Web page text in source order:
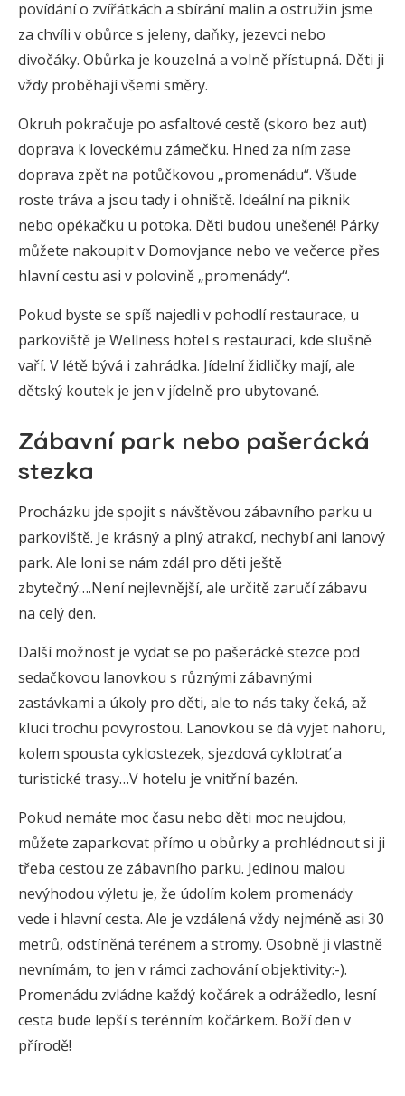
povídání o zvířátkách a sbírání malin a ostružin jsme
za chvíli v obůrce s jeleny, daňky, jezevci nebo
divočáky. Obůrka je kouzelná a volně přístupná. Děti ji
vždy proběhají všemi směry.
Okruh pokračuje po asfaltové cestě (skoro bez aut)
doprava k loveckému zámečku. Hned za ním zase
doprava zpět na potůčkovou „promenádu“. Všude
roste tráva a jsou tady i ohniště. Ideální na piknik
nebo opékačku u potoka. Děti budou unešené! Párky
můžete nakoupit v Domovjance nebo ve večerce přes
hlavní cestu asi v polovině „promenády“.
Pokud byste se spíš najedli v pohodlí restaurace, u
parkoviště je Wellness hotel s restaurací, kde slušně
vaří. V létě bývá i zahrádka. Jídelní židličky mají, ale
dětský koutek je jen v jídelně pro ubytované.
Zábavní park nebo pašerácká
stezka
Procházku jde spojit s návštěvou zábavního parku u
parkoviště. Je krásný a plný atrakcí, nechybí ani lanový
park. Ale loni se nám zdál pro děti ještě
zbytečný….Není nejlevnější, ale určitě zaručí zábavu
na celý den.
Další možnost je vydat se po pašerácké stezce pod
sedačkovou lanovkou s různými zábavnými
zastávkami a úkoly pro děti, ale to nás taky čeká, až
kluci trochu povyrostou. Lanovkou se dá vyjet nahoru,
kolem spousta cyklostezek, sjezdová cyklotrať a
turistické trasy…V hotelu je vnitřní bazén.
Pokud nemáte moc času nebo děti moc neujdou,
můžete zaparkovat přímo u obůrky a prohlédnout si ji
třeba cestou ze zábavního parku. Jedinou malou
nevýhodou výletu je, že údolím kolem promenády
vede i hlavní cesta. Ale je vzdálená vždy nejméně asi 30
metrů, odstíněná terénem a stromy. Osobně ji vlastně
nevnímám, to jen v rámci zachování objektivity:-).
Promenádu zvládne každý kočárek a odrážedlo, lesní
cesta bude lepší s terénním kočárkem. Boží den v
přírodě!